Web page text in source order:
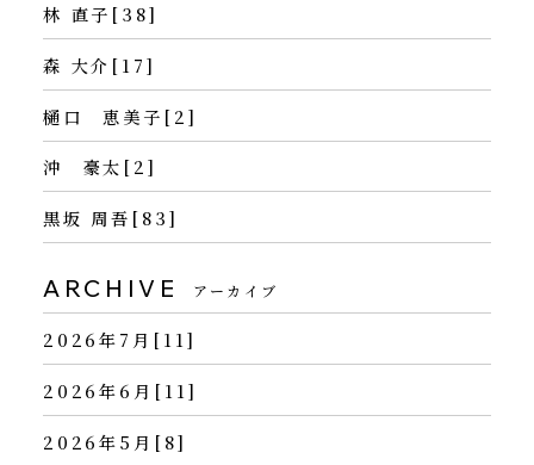
林 直子[38]
森 大介[17]
樋口 恵美子[2]
沖 豪太[2]
黒坂 周吾[83]
ARCHIVE アーカイブ
2026年7月[11]
2026年6月[11]
2026年5月[8]